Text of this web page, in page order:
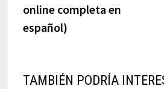
online completa en
español)
TAMBIÉN PODRÍA